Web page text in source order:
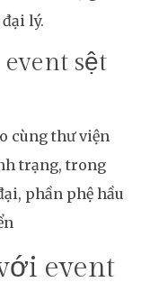
lý.
sệt
cùng thư viện
trạng, trong
phần phệ hầu
event